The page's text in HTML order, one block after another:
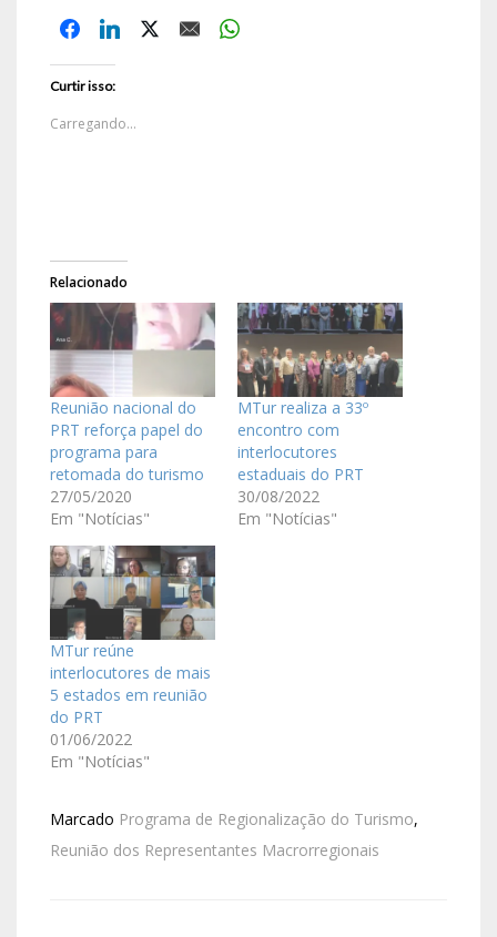
Curtir isso:
Carregando...
Relacionado
Reunião nacional do
PRT reforça papel do
programa para
retomada do turismo
27/05/2020
Em "Notícias"
MTur realiza a 33º
encontro com
interlocutores
estaduais do PRT
30/08/2022
Em "Notícias"
MTur reúne
interlocutores de mais
5 estados em reunião
do PRT
01/06/2022
Em "Notícias"
Marcado Programa de Regionalização do Turismo,
Reunião dos Representantes Macrorregionais